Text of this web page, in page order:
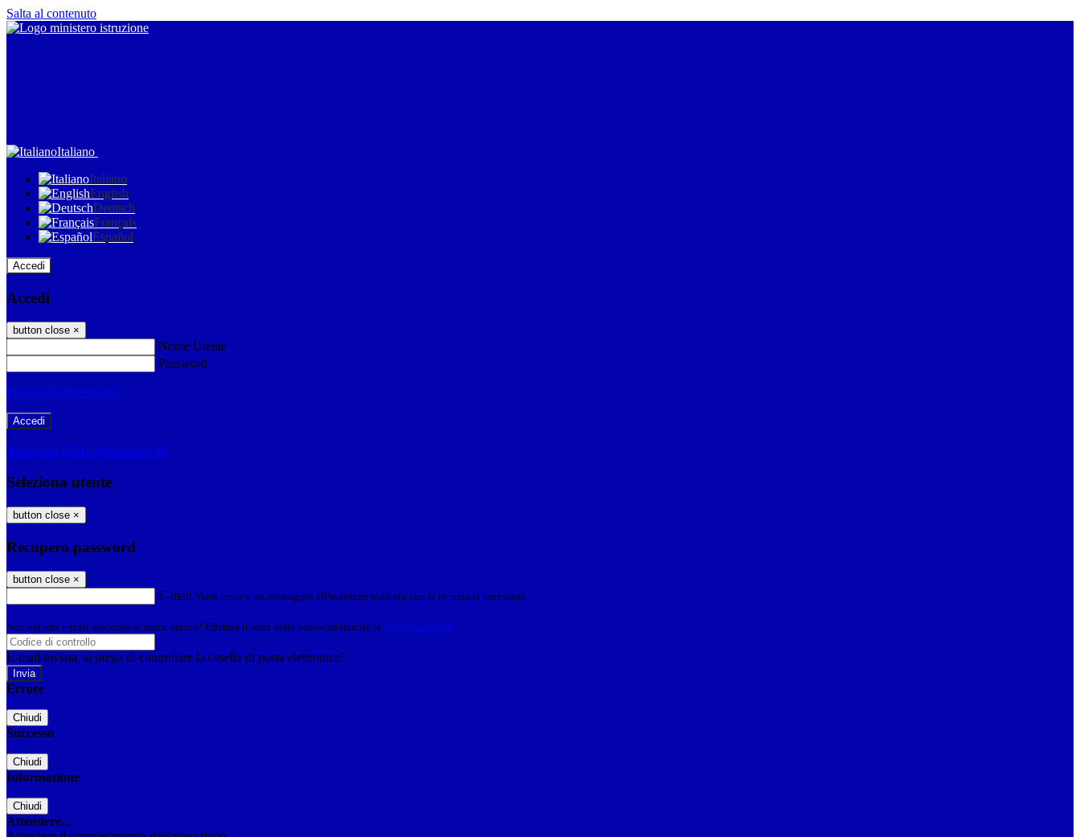
Salta al contenuto
Italiano
Italiano
English
Deutsch
Français
Español
Accedi
Accedi
button close ×
Nome Utente
Password
Password dimenticata?
-
Entra con SPID Entra con CIE
Seleziona utente
button close ×
Recupero password
button close ×
E-mail Verrà inviato un messaggio all'indirizzo indicato con le istruzioni necessarie.
Non hai una e-mail associata al nome utente? Effettua il reset della password tramite la Login Spaggiari
E-mail inviata, si prega di controllare la casella di posta elettronica!
Errore
Chiudi
Successo
Chiudi
Informazione
Chiudi
Attendere...